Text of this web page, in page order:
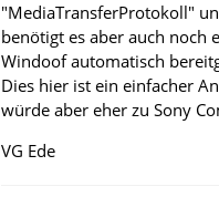
"MediaTransferProtokoll"
benötigt es aber auch noch
Windoof automatisch
Dies hier ist ein einfacher
würde aber eher zu Sony
VG Ede